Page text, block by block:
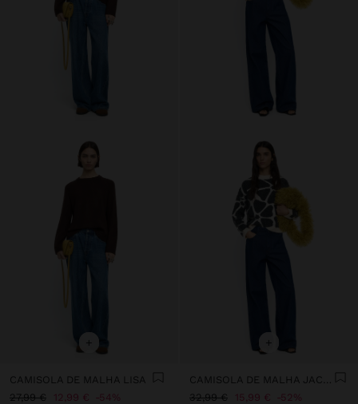
+
CAMISOLA DE MALHA LISA
27,99 €
12,99 € 54%
+
32,99 €
15,99 € 52%